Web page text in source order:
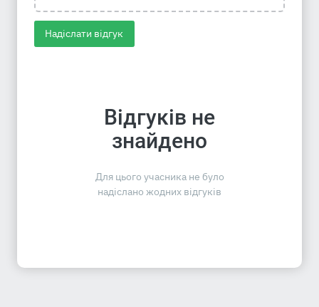
Надіслати відгук
Відгуків не
знайдено
Для цього учасника не було
надіслано жодних відгуків